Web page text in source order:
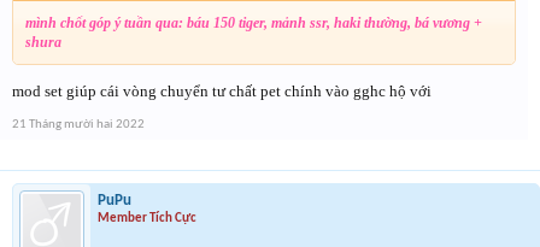
mình chốt góp ý tuần qua: báu 150 tiger, mảnh ssr, haki thường, bá vương +
shura
mod set giúp cái vòng chuyển tư chất pet chính vào gghc hộ với
21 Tháng mười hai 2022
PuPu
Member Tích Cực